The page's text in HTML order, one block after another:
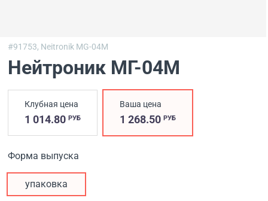
#91753, Neitronik MG-04M
Нейтроник МГ-04М
Клубная цена
1 014.80 РУБ
Ваша цена
1 268.50РУБ
Форма выпуска
упаковка